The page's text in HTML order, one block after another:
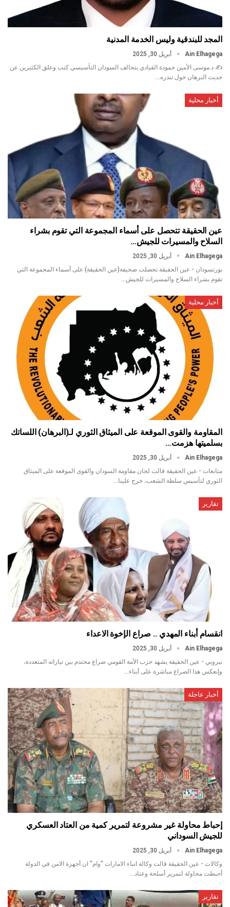
المجد للبندقية وليس الخدمة المدنية
Ain Elhagega
أبريل 30, 2025
✍️ د.موسى الأمين حمودة القيادي بتحالف السودان التأسيسي كتب وعلق الكثيرين عن
حديث البرهان حول تندره…
أخبار محلية
عين الحقيقة تتحصل على أسماء المجموعة التي تقوم بشراء
السلاح والمسيرات للجيش…
Ain Elhagega
أبريل 30, 2025
بورتسودان - عين الحقيقة تحصلت صحيفة(عين الحقيقة) على أسماء المجموعة التي
تقوم بشراء السلاح والمسيرات للجيش…
أخبار محلية
المقاومة والقوى الموقعة على الميثاق الثوري لـ(البرهان) اللساتك
بسلميتها هزمت…
Ain Elhagega
أبريل 30, 2025
متابعات - عين الحقيقة قالت لجان مقاومة السودان والقوى الموقعة على الميثاق
الثوري لتأسيس سلطة الشعب، خرج علينا…
تقارير
انقسام أبناء المهدي .. صراع الإخوة الاعداء
Ain Elhagega
أبريل 30, 2025
نيروبي - عين الحقيقة يشهد حزب الأمة القومي صراع محتدم بين تياراته المتعددة،
وإنعكس هذا الصراع مباشرة على أبناء…
أخبار عاجلة
إحباط محاولة غير مشروعة لتمرير كمية من العتاد العسكري
للجيش السوداني
Ain Elhagega
أبريل 30, 2025
وكالات - عين الحقيقة قالت وكالة انباء الامارات "وام" ان أجهزة الامن في الدولة
أحبطت محاولة لتمرير أسلحة وعتاد…
تقارير